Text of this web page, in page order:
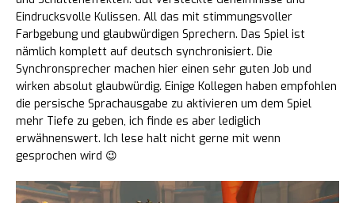
Eindrucksvolle Kulissen. All das mit stimmungsvoller
Farbgebung und glaubwürdigen Sprechern. Das Spiel ist
nämlich komplett auf deutsch synchronisiert. Die
Synchronsprecher machen hier einen sehr guten Job und
wirken absolut glaubwürdig. Einige Kollegen haben empfohlen
die persische Sprachausgabe zu aktivieren um dem Spiel
mehr Tiefe zu geben, ich finde es aber lediglich
erwähnenswert. Ich lese halt nicht gerne mit wenn
gesprochen wird 😉